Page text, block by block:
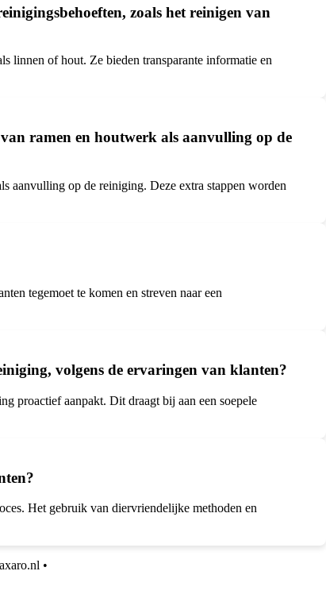
zoals het reinigen van
linnen of hout. Ze bieden transparante informatie en
ramen en houtwerk als aanvulling op de
aanvulling op de reiniging. Deze extra stappen worden
tegemoet te komen en streven naar een
volgens de ervaringen van klanten?
proactief aanpakt. Dit draagt bij aan een soepele
Het gebruik van diervriendelijke methoden en
•